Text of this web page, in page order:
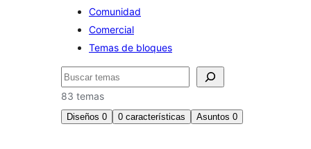
Comunidad
Comercial
Temas de bloques
Buscar
83 temas
Diseños 0 0 características Asuntos 0